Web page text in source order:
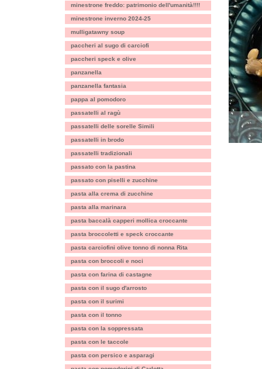
minestrone freddo: patrimonio dell'umanità!!!!
minestrone inverno 2024-25
mulligatawny soup
paccheri al sugo di carciofi
paccheri speck e olive
panzanella
panzanella fantasia
pappa al pomodoro
passatelli al ragù
passatelli delle sorelle Simili
passatelli in brodo
passatelli tradizionali
passato con la pastina
passato con piselli e zucchine
pasta alla crema di zucchine
pasta alla marinara
pasta baccalà capperi mollica croccante
pasta broccoletti e speck croccante
pasta carciofini olive tonno di nonna Rita
pasta con broccoli e noci
pasta con farina di castagne
pasta con il sugo d'arrosto
pasta con il surimi
pasta con il tonno
pasta con la soppressata
pasta con le taccole
pasta con persico e asparagi